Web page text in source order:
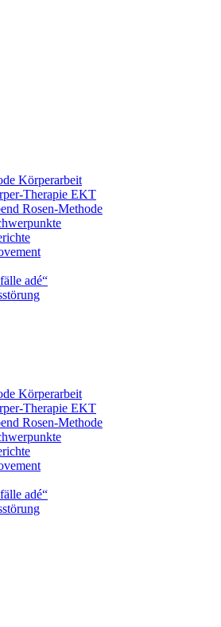
Körperarbeit
Therapie EKT
Rosen-Methode
adé“
Körperarbeit
Therapie EKT
Rosen-Methode
adé“